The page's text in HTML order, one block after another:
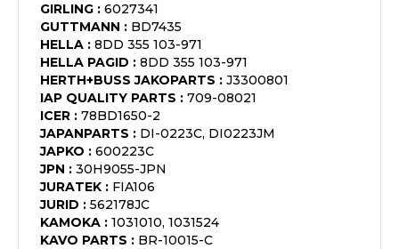
GIRLING : 6027341
GUTTMANN : BD7435
HELLA : 8DD 355 103-971
HELLA PAGID : 8DD 355 103-971
HERTH+BUSS JAKOPARTS : J3300801
IAP QUALITY PARTS : 709-08021
ICER : 78BD1650-2
JAPANPARTS : DI-0223C, DI0223JM
JAPKO : 600223C
JPN : 30H9055-JPN
JURATEK : FIA106
JURID : 562178JC
KAMOKA : 1031010, 1031524
KAVO PARTS : BR-10015-C